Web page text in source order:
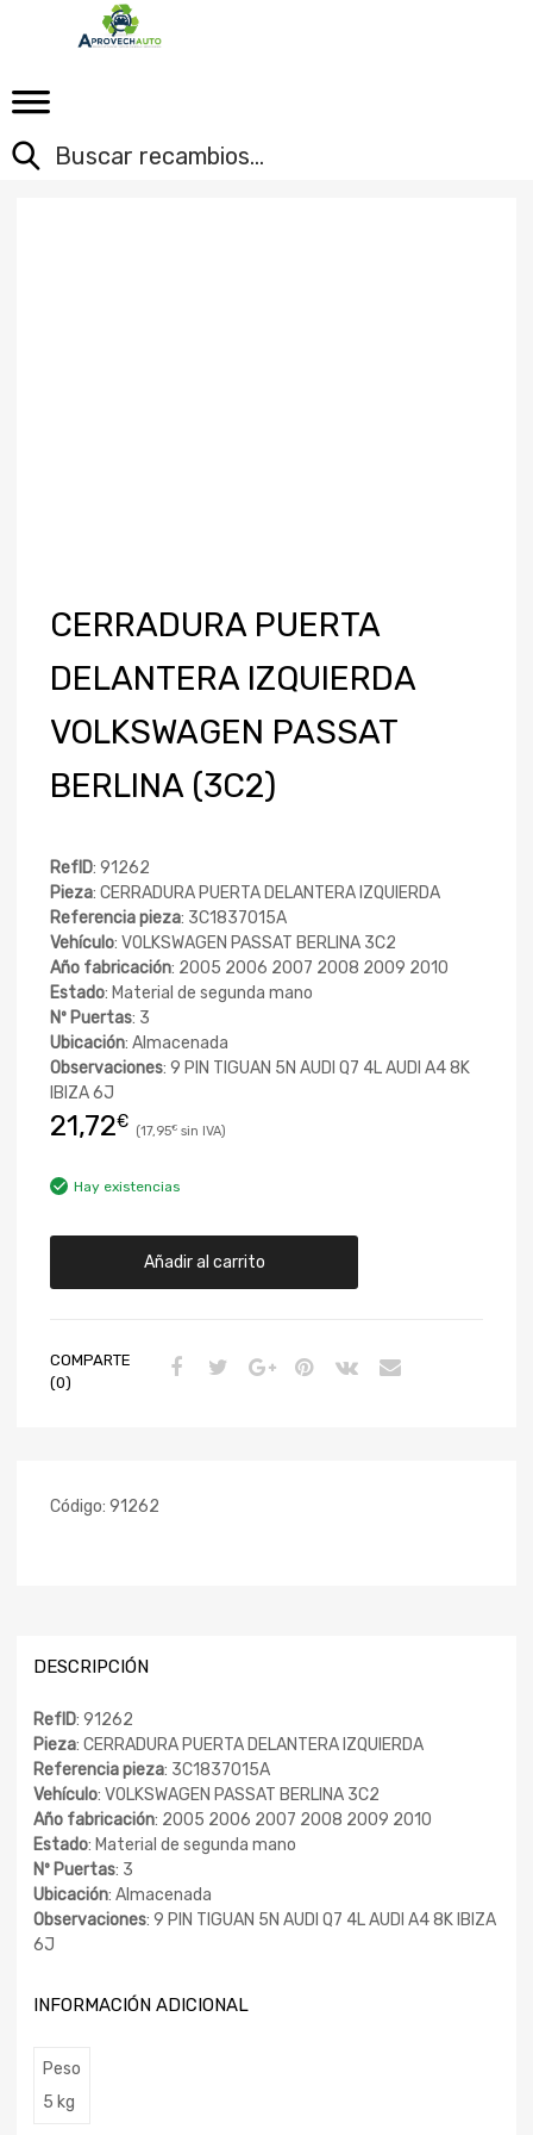
CERRADURA PUERTA
DELANTERA IZQUIERDA
VOLKSWAGEN PASSAT
BERLINA (3C2)
RefID: 91262
Pieza: CERRADURA PUERTA DELANTERA IZQUIERDA
Referencia pieza: 3C1837015A
Vehículo: VOLKSWAGEN PASSAT BERLINA 3C2
Año fabricación: 2005 2006 2007 2008 2009 2010
Estado: Material de segunda mano
Nº Puertas: 3
Ubicación: Almacenada
Observaciones: 9 PIN TIGUAN 5N AUDI Q7 4L AUDI A4 8K
IBIZA 6J
21,72€ 17,95€
Hay existencias
Añadir al carrito
COMPARTE
(0)
Código: 91262
DESCRIPCIÓN
RefID: 91262
Pieza: CERRADURA PUERTA DELANTERA IZQUIERDA
Referencia pieza: 3C1837015A
Vehículo: VOLKSWAGEN PASSAT BERLINA 3C2
Año fabricación: 2005 2006 2007 2008 2009 2010
Estado: Material de segunda mano
Nº Puertas: 3
Ubicación: Almacenada
Observaciones: 9 PIN TIGUAN 5N AUDI Q7 4L AUDI A4 8K IBIZA
6J
INFORMACIÓN ADICIONAL
Peso
5 kg